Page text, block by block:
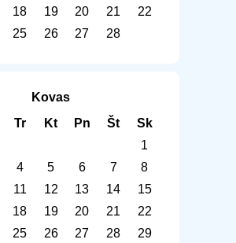
18 19 20 21
22
25 26 27 28
Kovas
Tr Kt Pn Št
Sk
1
4 5 6 7
8
11 12 13 14
15
18 19 20 21
22
25 26 27 28
29